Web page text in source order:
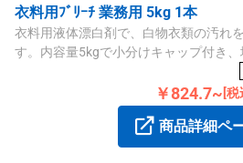
衣料用ﾌﾞﾘｰﾁ 業務用 5kg 1本
衣料用液体漂白剤で、白物衣類の汚れ
す。内容量5kgで小分けキャップ付き、
￥824.7~ [税
商品詳細ペ